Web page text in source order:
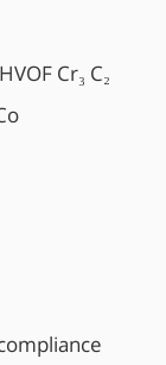
de asientos
de la
contar con
la bola, el
Cr₃ C₂